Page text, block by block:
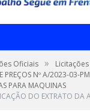
Oficiais » Licitações
PREÇOS Nº A/2023-03-
PARA MAQUINAS
DO EXTRATO DA